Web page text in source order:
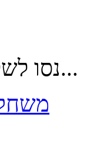
נסו לשלוט על אופנוע ים...